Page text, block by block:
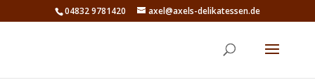
04832 9781420 axel@axels-delikatessen.de